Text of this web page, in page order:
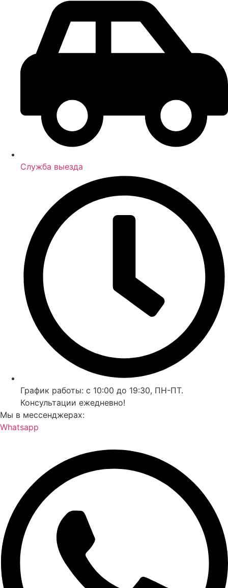
Служба выезда
График работы: с 10:00 до 19:30, ПН-ПТ.
Консультации ежедневно!
Мы в мессенджерах:
Whatsapp